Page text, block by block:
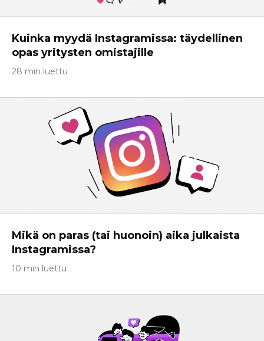
Kuinka myydä Instagramissa: täydellinen
opas yritysten omistajille
28 min luettu
Mikä on paras (tai huonoin) aika julkaista
Instagramissa?
10 min luettu